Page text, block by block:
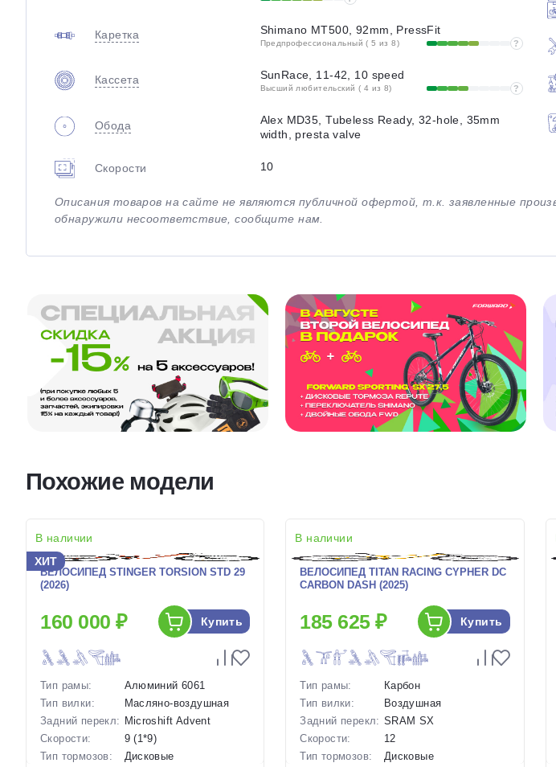
Каретка Shimano MT500, 92mm, PressFit
Предпрофессиональный ( 5 из 8) ?
Кассета SunRace, 11-42, 10 speed
Высший любительский ( 4 из 8) ?
Обода
Alex MD35, Tubeless Ready, 32-hole, 35mm
width, presta valve
Скорости 10
Описания товаров на сайте не являются публичной офертой, т.к. заявленные
обнаружили несоответствие, сообщите нам.
Похожие модели
В наличии
ХИТ
ВЕЛОСИПЕД STINGER TORSION STD 29
(2026)
160 000 ₽ Купить
Тип рамы:
Алюминий 6061
Тип вилки:
Масляно-воздушная
Задний перекл: Microshift Advent
Скорости:
9 (1*9)
Тип тормозов:
Дисковые
В наличии
ВЕЛОСИПЕД TITAN RACING CYPHER DC
CARBON DASH (2025)
185 625 ₽ Купить
Тип рамы:
Карбон
Тип вилки:
Воздушная
Задний перекл: SRAM SX
Скорости:
12
Тип тормозов:
Дисковые